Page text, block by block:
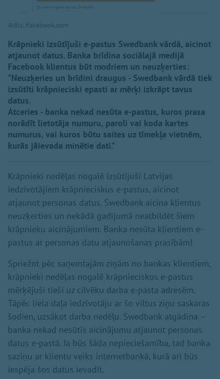
Atēls: Facebook.com
Krāpnieki izsūtījuši e-pastus Swedbank vārdā, aicinot
atjaunot datus. Banka brīdina sociālajā medijā
Facebook klientus būt modriem un neuzķerties:
"Neuzķeries un brīdini draugus - Swedbank vārdā tiek
izsūtīti krāpnieciski epasti ar mērķi izkrāpt tavus
datus.
Atceries - banka nekad nesūta e-pastus, kuros prasa
norādīt lietotāja numuru, paroli vai koda kartes
numurus, vai kuros būtu saites uz tīmekļa vietnēm,
kurās jāievada minētie dati."
Krāpnieki nedēļas nogalē izsūtījuši Latvijas
iedzīvotājiem krāpnieciskus e-pastus, aicinot
atjaunot personas datus. Swedbank aicina klientus
neuzķerties un nekādā gadījumā neatbildēt šiem
krāpnieku aicinājumiem. Banka nesūta klientiem e-
pastus ar personas datu atjaunošanas prasībām!
Spriežot pēc saņemtajām ziņām no bankas klientiem,
krāpnieki nedēļas nogalē krāpnieciskos e-pastus
mērķējuši tieši uz cilvēku darba e-pasta adresēm.
Tāpēc liela daļa iedzīvotāju ar šo viltus ziņu saskaras
šodien, uzsākot darba nedēļu. Swedbank atgādina –
banka nekad nesūtīs aicinājumu atjaunot personas
datus e-pastā. Ja būs šāda nepieciešamība, tad banka
saziņu ar klientu veiks internetbankā, kurā arī būs
iespēja šos datus ievadīt.